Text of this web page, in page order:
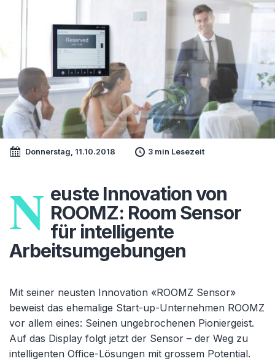
Donnerstag, 11.10.2018 3 min Lesezeit
N euste Innovation von
ROOMZ: Room Sensor
für intelligente
Arbeitsumgebungen
Mit seiner neusten Innovation «ROOMZ Sensor»
beweist das ehemalige Start-up-Unternehmen ROOMZ
vor allem eines: Seinen ungebrochenen Pioniergeist.
Auf das Display folgt jetzt der Sensor – der Weg zu
intelligenten Office-Lösungen mit grossem Potential.